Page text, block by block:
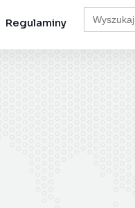
Regulaminy
Search
for: